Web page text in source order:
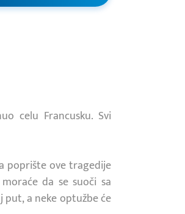
celu Francusku. Svi
poprište ove tragedije
da se suoči sa
put, a neke optužbe će